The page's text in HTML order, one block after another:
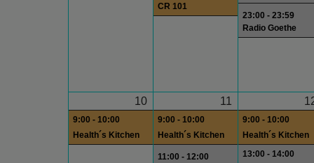
CR 101
23:00 - 23:59
Radio Goethe
10
9:00 - 10:00
Health´s Kitchen
11
9:00 - 10:00
Health´s Kitchen
11:00 - 12:00
9:00 - 10:00
Health´s Kitchen
13:00 - 14:00